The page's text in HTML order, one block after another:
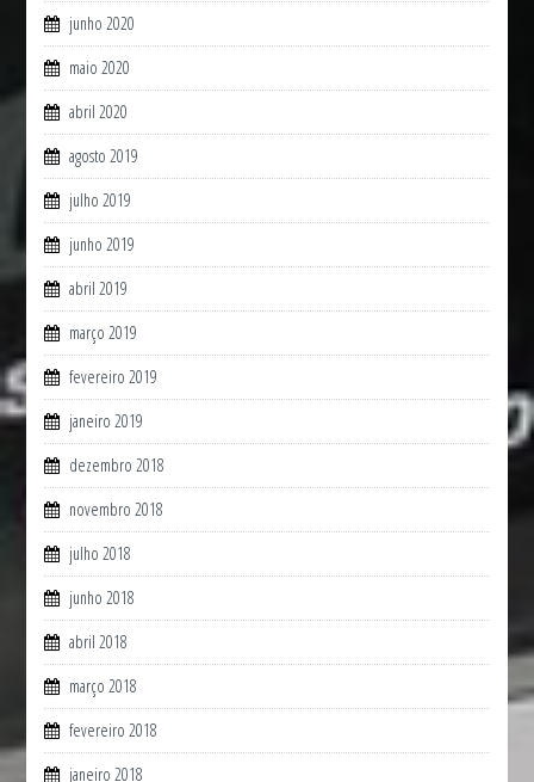
junho 2020
maio 2020
abril 2020
agosto 2019
julho 2019
junho 2019
abril 2019
março 2019
fevereiro 2019
janeiro 2019
dezembro 2018
novembro 2018
julho 2018
junho 2018
abril 2018
março 2018
fevereiro 2018
janeiro 2018